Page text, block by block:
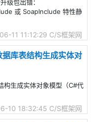
级包出错：
或 SoapInclude 特性静
11 11:12:29 C/S框架网
库表结构生成实体对
构生成实体对象模型（C#代
10 18:32:45 C/S框架网